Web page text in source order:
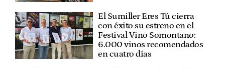
El Sumiller Eres Tú cierra
con éxito su estreno en el
Festival Vino Somontano:
6.000 vinos recomendados
en cuatro días